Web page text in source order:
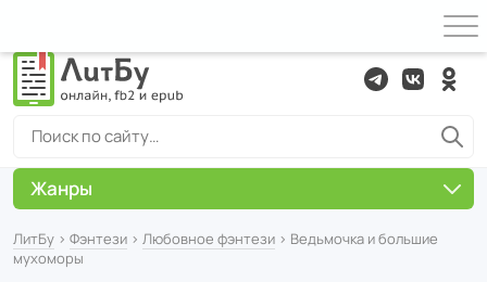
ЛитБу › Фэнтези › Любовное фэнтези › Ведьмочка и большие
мухоморы
Жанры